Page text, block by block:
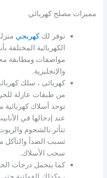
مميزات مصلح كهربائي
نوفر لككهربجي
الكهربائية المختلفة
مواصفات ومطابقة
والإنجليزية.
كهربائى ، سلك
من طبقات عازلة
توجد أسلاك كهربائية
عند إدخالها في
تتأثر بالشحوم
تسبب الصدأ والتآكل
سحب الأسلاك.
كما يتحمل درجات